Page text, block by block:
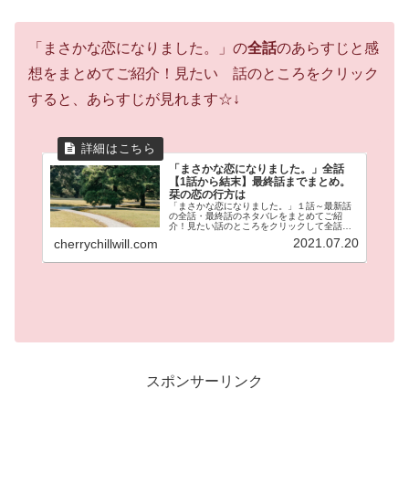
「まさかな恋になりました。」の全話のあらすじと感
想をまとめてご紹介！見たい 話のところをクリック
すると、あらすじが見れます☆↓
「まさかな恋になりました。」全話
【1話から結末】最終話までまとめ。
栞の恋の行方は
「まさかな恋になりました。」１話～最新話
の全話・最終話のネタバレをまとめてご紹
介！見たい話のところをクリックして全話の
あらすじが見れます。冴えない岩井栞（３
５）の隣に引っ越してきた伊達。なぜか栞に
cherrychillwill.com 2021.07.20
スポンサーリンク